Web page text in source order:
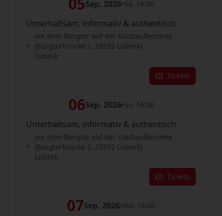
Sep. 2026•Sa. 16:00
Unterhaltsam, informativ & authentisch
vor dem Burgtor auf der Stadtaußenseite
(Burgtorbrücke 2, 23552 Lübeck)
Lübeck
Tickets
06Sep. 2026•So. 16:00
Unterhaltsam, informativ & authentisch
vor dem Burgtor auf der Stadtaußenseite
(Burgtorbrücke 2, 23552 Lübeck)
Lübeck
Tickets
07Sep. 2026•Mo. 16:00